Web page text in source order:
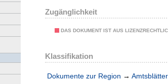
Zugänglichkeit
DAS DOKUMENT IST AUS
Klassifikation
Dokumente zur Region →